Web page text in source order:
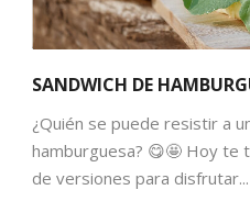
SANDWICH DE
¿Quién se puede resistir a
hamburguesa? 😋🤩 Hoy te
de versiones para disfrutar...